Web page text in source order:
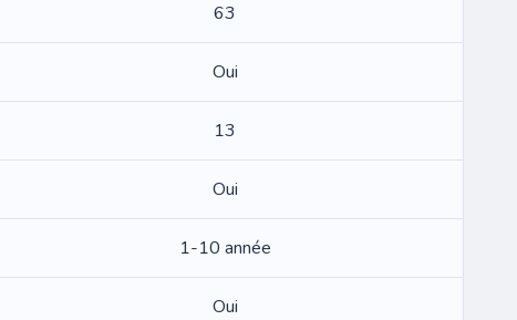
63
Oui
13
Oui
1-10 année
Oui